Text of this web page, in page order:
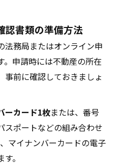
認書類の準備方法
法務局またはオンライン申
。申請時には不動産の所在
前に確認しておきましょ
ーカード1枚または、番号
スポートなどの組み合わせ
マイナンバーカードの電子
。